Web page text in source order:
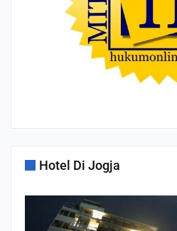
Hotel Di Jogja